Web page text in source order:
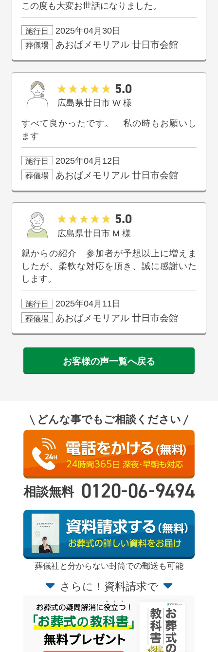
施行日 2025年04月30日
この度も大変お世話になりました。
葬儀場 あおばメモリアル 廿日市会館
広島県廿日市 W様
5.0
施行日 2025年04月12日
すべて良かったです。 私の時もお願いし
ます
葬儀場 あおばメモリアル 廿日市会館
広島県廿日市 M様
5.0
施行日 2025年04月11日
親からの紹介 参加者が予想以上に増えま
したが、柔軟な対応を頂き、誠に感謝いた
します。
葬儀場 あおばメモリアル 廿日市会館
お客様の声一覧へ戻る
どんな事でもご相談ください
相談無料 0120-06-9494
葬儀社と分からない封筒での郵送も可能
さらに！資料請求で